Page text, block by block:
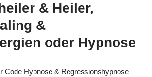
& Heiler,
&
oder Hypnose
Code Hypnose & Regressionshypnose –